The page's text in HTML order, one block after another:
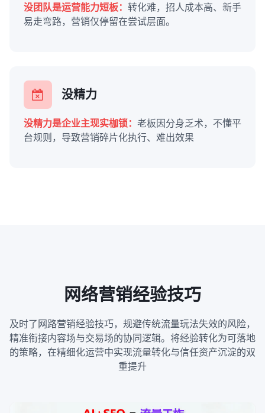
没团队是运营能力短板： 转化难，招人成本高、新手
易走弯路，营销仅停留在尝试层面。
没精力
没精力是企业主现实枷锁： 老板因分身乏术，不懂平
台规则，导致营销碎片化执行、难出效果
网络营销经验技巧
及时了网路营销经验技巧，规避传统流量玩法失效的风险，
精准衔接内容场与交易场的协同逻辑。将经验转化为可落地
的策略，在精细化运营中实现流量转化与信任资产沉淀的双
重提升